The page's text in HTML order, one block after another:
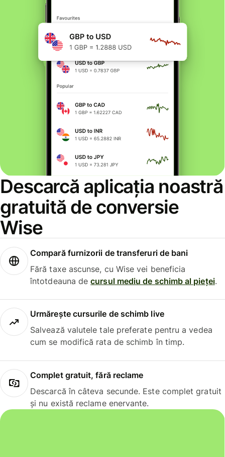
Descarcă aplicația noastră
gratuită de conversie
Wise
Compară furnizorii de transferuri de bani
Fără taxe ascunse, cu Wise vei beneficia
întotdeauna decursul mediu de schimb al pieței.
Urmărește cursurile de schimb live
Salvează valutele tale preferate pentru a vedea
cum se modifică rata de schimb în timp.
Complet gratuit, fără reclame
Descarcă în câteva secunde. Este complet gratuit
și nu există reclame enervante.